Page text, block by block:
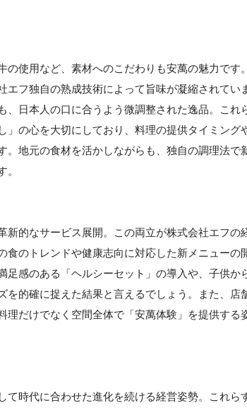
使用など、素材へのこだわりも安萬の魅力です。
フ独自の熟成技術によって旨味が凝縮されてい
日本人の口に合うよう微調整された逸品。これ
の心を大切にしており、料理の提供タイミング
地元の食材を活かしながらも、独自の調理法で
。
的なサービス展開。この両立が株式会社エフの
のトレンドや健康志向に対応した新メニューの
感のある「ヘルシーセット」の導入や、子供か
的確に捉えた結果と言えるでしょう。また、店
だけでなく空間全体で「安萬体験」を提供する
て時代に合わせた進化を続ける経営姿勢。これら